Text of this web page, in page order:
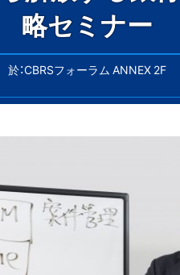
略セミナー
於：CBRSフォーラム ANNEX 2F